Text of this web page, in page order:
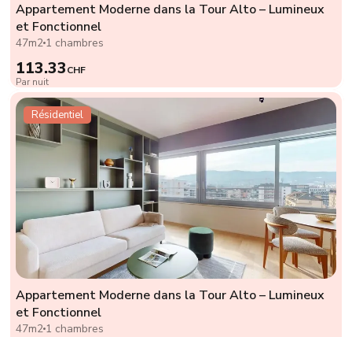
Appartement Moderne dans la Tour Alto – Lumineux
et Fonctionnel
47m2 1 chambres
113.33CHF
Par nuit
Résidentiel
Appartement Moderne dans la Tour Alto – Lumineux
et Fonctionnel
47m2 1 chambres